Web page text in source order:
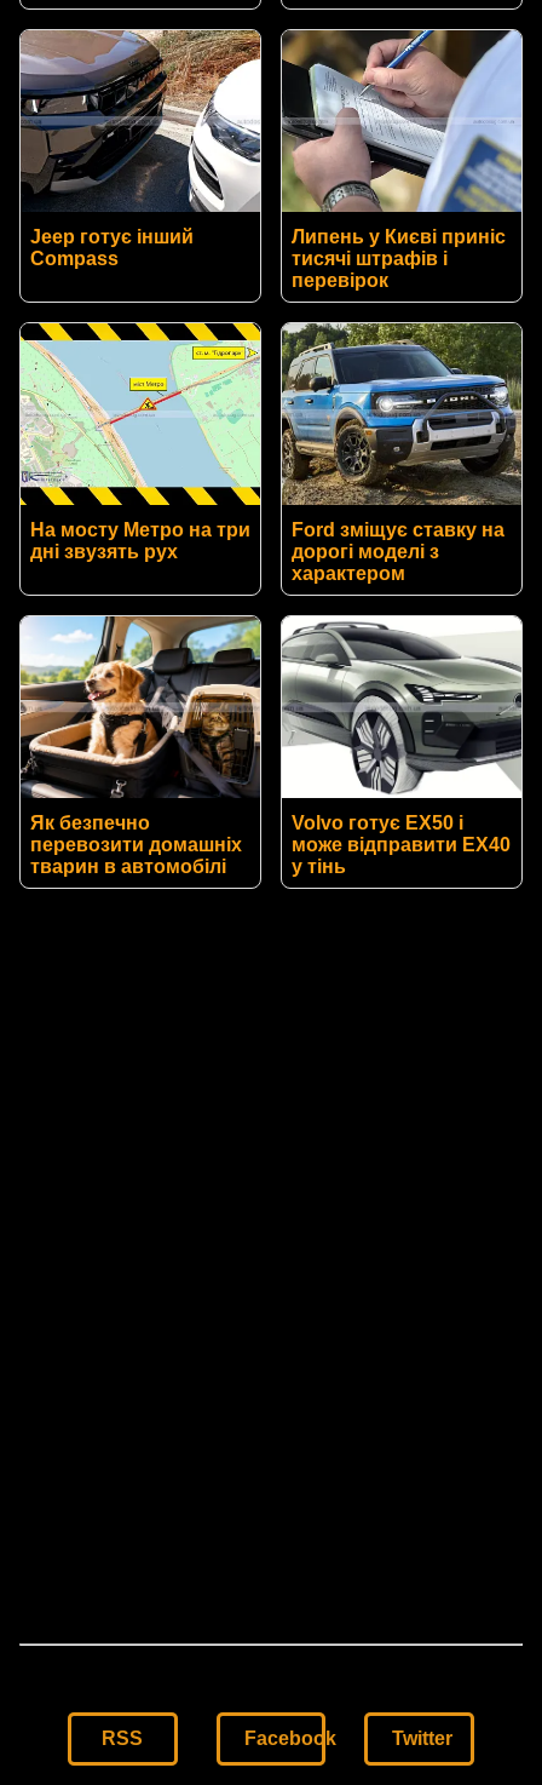
Jeep готує інший
Compass
Липень у Києві приніс
тисячі штрафів і
перевірок
На мосту Метро на три
дні звузять рух
Ford зміщує ставку на
дорогі моделі з
характером
Як безпечно
перевозити домашніх
тварин в автомобілі
Volvo готує EX50 і
може відправити EX40
у тінь
RSS Facebook Twitter